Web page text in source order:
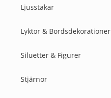
Ljusstakar
Lyktor & Bordsdekorationer
Siluetter & Figurer
Stjärnor